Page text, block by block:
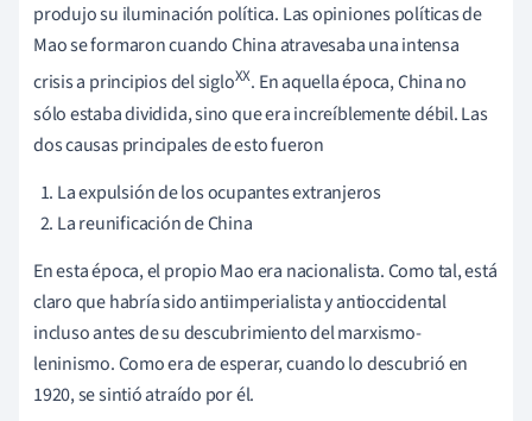
produjo su iluminación política. Las opiniones políticas de
Mao se formaron cuando China atravesaba una intensa
crisis a principios del sigloXX. En aquella época, China no
sólo estaba dividida, sino que era increíblemente débil. Las
dos causas principales de esto fueron
La expulsión de los ocupantes extranjeros
La reunificación de China
En esta época, el propio Mao era nacionalista. Como tal, está
claro que habría sido antiimperialista y antioccidental
incluso antes de su descubrimiento del marxismo-
leninismo. Como era de esperar, cuando lo descubrió en
1920, se sintió atraído por él.